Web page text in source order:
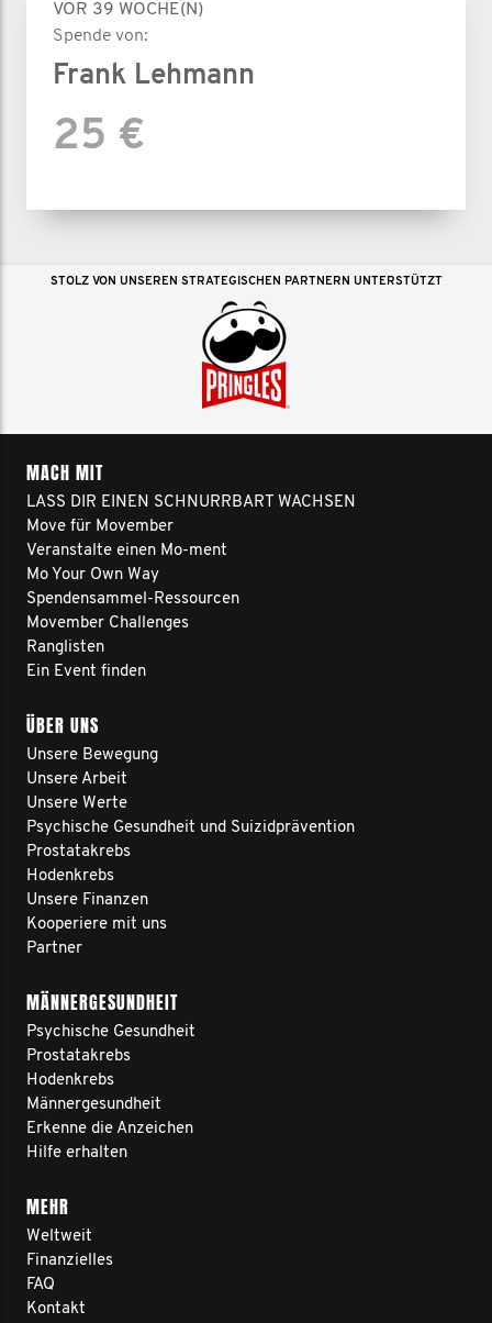
VOR 39 WOCHE(N)
Spende von:
Frank Lehmann
25 €
STOLZ VON UNSEREN STRATEGISCHEN PARTNERN UNTERSTÜTZT
MACH MIT
LASS DIR EINEN SCHNURRBART WACHSEN
Move für Movember
Veranstalte einen Mo-ment
Mo Your Own Way
Spendensammel-Ressourcen
Movember Challenges
Ranglisten
Ein Event finden
ÜBER UNS
Unsere Bewegung
Unsere Arbeit
Unsere Werte
Psychische Gesundheit und Suizidprävention
Prostatakrebs
Hodenkrebs
Unsere Finanzen
Kooperiere mit uns
Partner
MÄNNERGESUNDHEIT
Psychische Gesundheit
Prostatakrebs
Hodenkrebs
Männergesundheit
Erkenne die Anzeichen
Hilfe erhalten
MEHR
Weltweit
Finanzielles
FAQ
Kontakt